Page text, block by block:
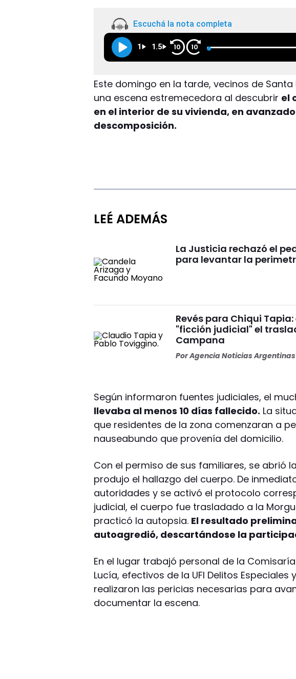
Escuchá la nota completa
1 1.5 10 10
Este domingo en la tarde, vecinos de
una escena estremecedora al descubrir el
en el interior de su vivienda, en
descomposición.
LEÉ ADEMÁS
La Justicia rechazó el
para levantar la
Revés para Chiqui
"ficción judicial" el
Campana
PorAgencia Noticias Argentinas
Según informaron fuentes judiciales, el
llevaba al menos 10 días fallecido. La
que residentes de la zona comenzaran a
nauseabundo que provenía del domicilio.
Con el permiso de sus familiares, se abrió
produjo el hallazgo del cuerpo. De
autoridades y se activó el protocolo
judicial, el cuerpo fue trasladado a la
practicó la autopsia. El resultado
autoagredió, descartándose la
En el lugar trabajó personal de la
Lucía, efectivos de la UFI Delitos
realizaron las pericias necesarias para
documentar la escena.